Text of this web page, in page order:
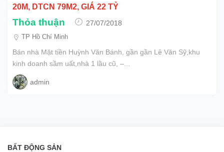
20M, DTCN 79M2, GIÁ 22 TỶ
Thỏa thuận
27/07/2018
TP Hồ Chí Minh
Bán nhà Mặt tiền Huỳnh Văn Bánh, gần gần Lê Văn Sỹ,khu
kinh doanh sầm uất,nhà 1 lầu cũ, –...
admin
BẤT ĐỘNG SẢN